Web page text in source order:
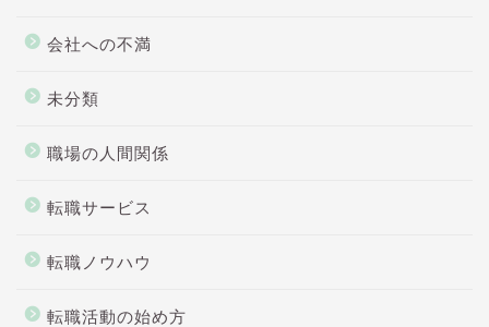
会社への不満
未分類
職場の人間関係
転職サービス
転職ノウハウ
転職活動の始め方